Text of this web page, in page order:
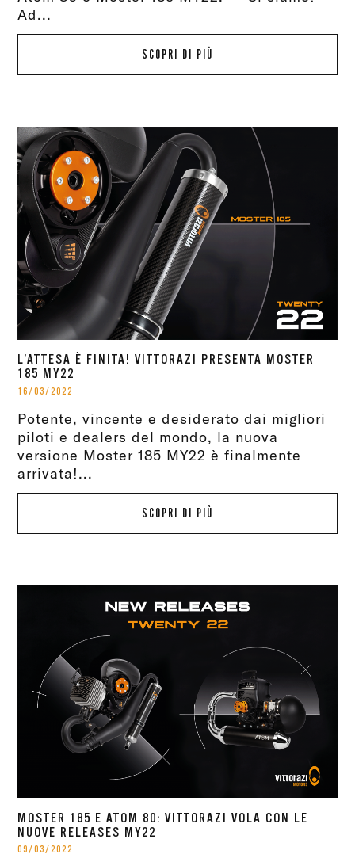
Ad...
SCOPRI DI PIÙ
L’ATTESA È FINITA! VITTORAZI PRESENTA MOSTER
185 MY22
16/03/2022
Potente, vincente e desiderato dai migliori
piloti e dealers del mondo, la nuova
versione Moster 185 MY22 è finalmente
arrivata!...
SCOPRI DI PIÙ
MOSTER 185 E ATOM 80: VITTORAZI VOLA CON LE
NUOVE RELEASES MY22
09/03/2022